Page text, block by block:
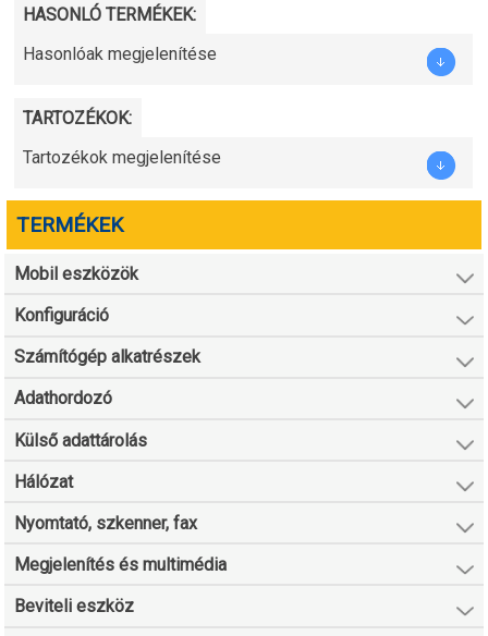
HASONLÓ TERMÉKEK:
Hasonlóak megjelenítése
TARTOZÉKOK:
Tartozékok megjelenítése
TERMÉKEK
Mobil eszközök
Konfiguráció
Számítógép alkatrészek
Adathordozó
Külső adattárolás
Hálózat
Nyomtató, szkenner, fax
Megjelenítés és multimédia
Beviteli eszköz